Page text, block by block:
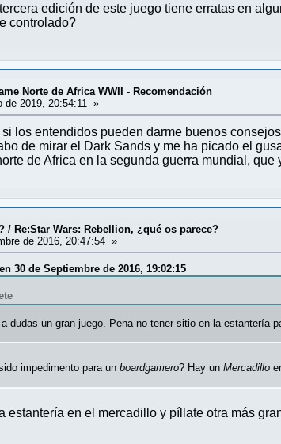
edición de este juego tiene erratas en
controlado?
Norte de Africa WWII - Recomendación
de 2019, 20:54:11 »
si los entendidos pueden darme buenos
de mirar el Dark Sands y me ha picado el
de Africa en la segunda guerra mundial, que
/ Re:Star Wars: Rebellion, ¿qué os parece?
de 2016, 20:47:54 »
30 de Septiembre de 2016, 19:02:15
dudas un gran juego. Pena no tener sitio en la estantería
impedimento para unboardgamero? Hay unMercadillo
estantería en el mercadillo y píllate otra más